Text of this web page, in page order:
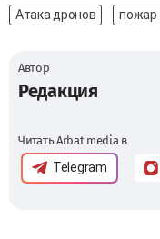
Атака дронов пожар
Автор
Редакция
Читать Arbat media в
Telegram